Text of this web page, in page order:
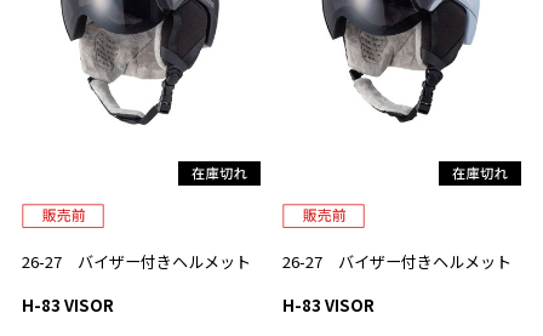
26-27 バイザー付きヘルメット
H-83 VISOR
26-27 バイザー付きヘルメット
H-83 VISOR